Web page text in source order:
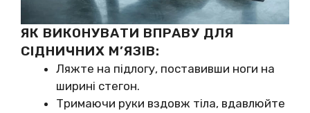
ЯК ВИКОНУВАТИ ВПРАВУ ДЛЯ
СІДНИЧНИХ М’ЯЗІВ:
Ляжте на підлогу, поставивши ноги на
ширині стегон.
Тримаючи руки вздовж тіла, вдавлюйте